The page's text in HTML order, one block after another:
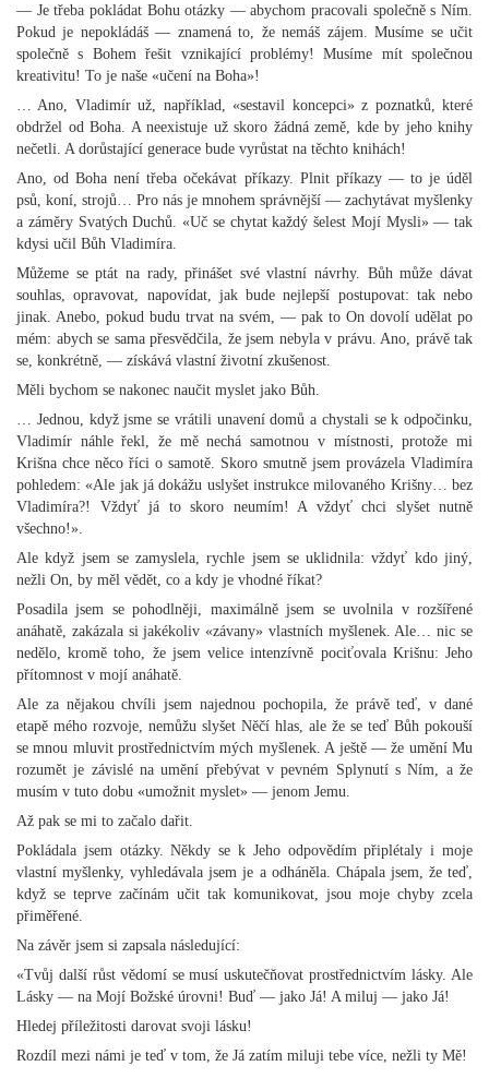
— Je třeba pokládat Bohu otázky — abychom pracovali společně s Ním.
Pokud je nepokládáš — znamená to, že nemáš zájem. Musíme se učit
společně s Bohem řešit vznikající problémy! Musíme mít společnou
kreativitu! To je naše «učení na Boha»!
… Ano, Vladimír už, například, «sestavil koncepci» z poznatků, které
obdržel od Boha. A neexistuje už skoro žádná země, kde by jeho knihy
nečetli. A dorůstající generace bude vyrůstat na těchto knihách!
Ano, od Boha není třeba očekávat příkazy. Plnit příkazy — to je úděl
psů, koní, strojů… Pro nás je mnohem správnější — zachytávat myšlenky
a záměry Svatých Duchů. «Uč se chytat každý šelest Mojí Mysli» — tak
kdysi učil Bůh Vladimíra.
Můžeme se ptát na rady, přinášet své vlastní návrhy. Bůh může dávat
souhlas, opravovat, napovídat, jak bude nejlepší postupovat: tak nebo
jinak. Anebo, pokud budu trvat na svém, — pak to On dovolí udělat po
mém: abych se sama přesvědčila, že jsem nebyla v právu. Ano, právě tak
se, konkrétně, — získává vlastní životní zkušenost.
Měli bychom se nakonec naučit myslet jako Bůh.
… Jednou, když jsme se vrátili unavení domů a chystali se k odpočinku,
Vladimír náhle řekl, že mě nechá samotnou v místnosti, protože mi
Krišna chce něco říci o samotě. Skoro smutně jsem provázela Vladimíra
pohledem: «Ale jak já dokážu uslyšet instrukce milovaného Krišny… bez
Vladimíra?! Vždyť já to skoro neumím! A vždyť chci slyšet nutně
všechno!».
Ale když jsem se zamyslela, rychle jsem se uklidnila: vždyť kdo jiný,
nežli On, by měl vědět, co a kdy je vhodné říkat?
Posadila jsem se pohodlněji, maximálně jsem se uvolnila v rozšířené
anáhatě, zakázala si jakékoliv «závany» vlastních myšlenek. Ale… nic se
nedělo, kromě toho, že jsem velice intenzívně pociťovala Krišnu: Jeho
přítomnost v mojí anáhatě.
Ale za nějakou chvíli jsem najednou pochopila, že právě teď, v dané
etapě mého rozvoje, nemůžu slyšet Něčí hlas, ale že se teď Bůh pokouší
se mnou mluvit prostřednictvím mých myšlenek. A ještě — že umění Mu
rozumět je závislé na umění přebývat v pevném Splynutí s Ním, a že
musím v tuto dobu «umožnit myslet» — jenom Jemu.
Až pak se mi to začalo dařit.
Pokládala jsem otázky. Někdy se k Jeho odpovědím připlétaly i moje
vlastní myšlenky, vyhledávala jsem je a odháněla. Chápala jsem, že teď,
když se teprve začínám učit tak komunikovat, jsou moje chyby zcela
přiměřené.
Na závěr jsem si zapsala následující:
«Tvůj další růst vědomí se musí uskutečňovat prostřednictvím lásky. Ale
Lásky — na Mojí Božské úrovni! Buď — jako Já! A miluj — jako Já!
Hledej příležitosti darovat svoji lásku!
Rozdíl mezi námi je teď v tom, že Já zatím miluji tebe více, nežli ty Mě!